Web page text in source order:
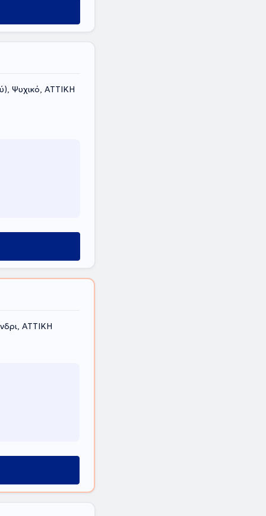
Ψυχικό, ΑΤΤΙΚΗ
ΑΤΤΙΚΗ